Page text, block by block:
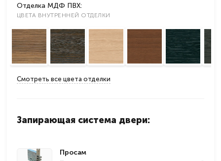
Отделка МДФ ПВХ:
ЦВЕТА ВНУТРЕННЕЙ ОТДЕЛКИ
Смотреть все цвета отделки
Запирающая система двери:
Просам